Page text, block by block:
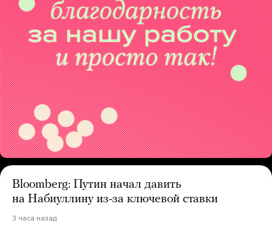
Bloomberg: Путин начал давить
на Набиуллину из-за ключевой ставки
3 часа назад